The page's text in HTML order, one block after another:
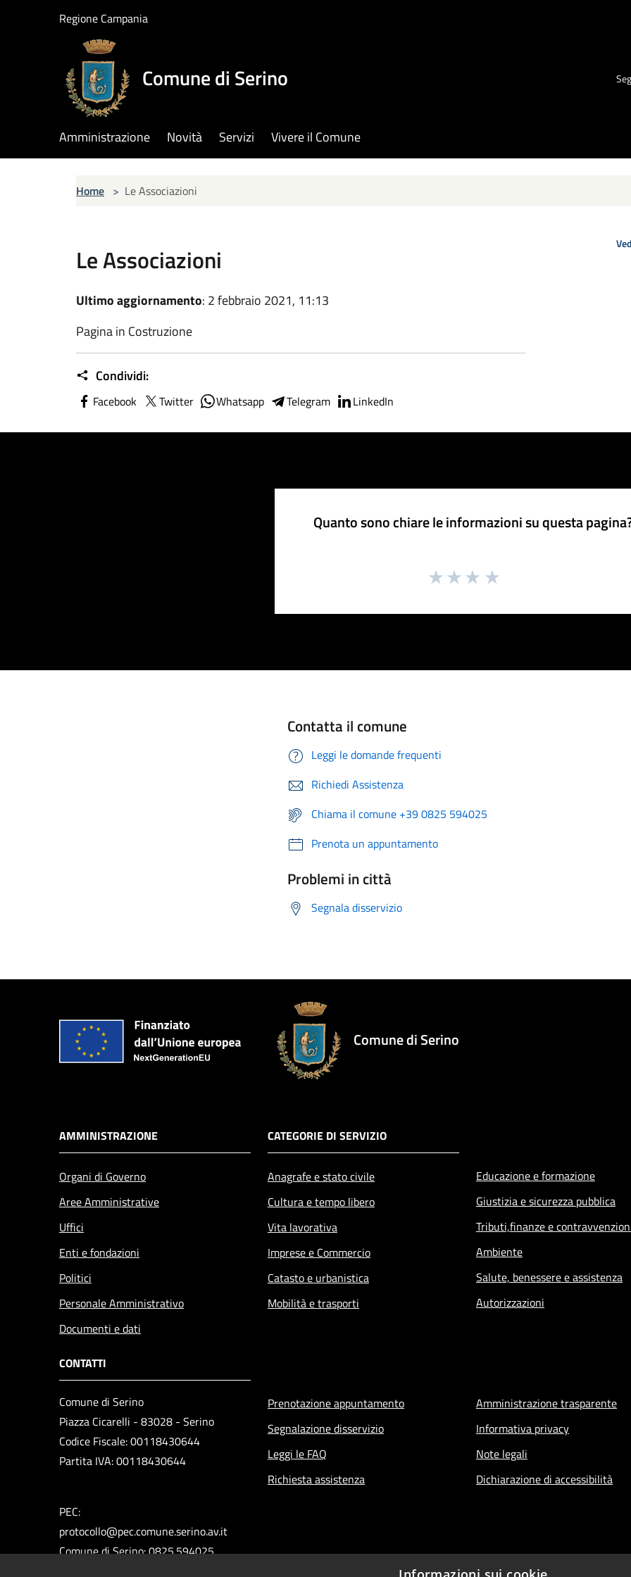
Regione Campania
Comune di Serino
Amministrazione Novità Servizi Vivere il Comune
Home > Le Associazioni
Le Associazioni
Ultimo aggiornamento: 2 febbraio 2021, 11:13
Pagina in Costruzione
Condividi:
Facebook Twitter Whatsapp Telegram LinkedIn
Quanto sono chiare le informazioni su questa
Contatta il comune
Leggi le domande frequenti
Richiedi Assistenza
Chiama il comune +39 0825 594025
Prenota un appuntamento
Problemi in città
Segnala disservizio
Comune di Serino
AMMINISTRAZIONE
Organi di Governo
Aree Amministrative
Uffici
Enti e fondazioni
Politici
Personale Amministrativo
Documenti e dati
CATEGORIE DI SERVIZIO
Anagrafe e stato civile
Cultura e tempo libero
Vita lavorativa
Imprese e Commercio
Catasto e urbanistica
Mobilità e trasporti
Educazione e formazione
Giustizia e sicurezza pubblica
Tributi,finanze e
Ambiente
Salute, benessere e assistenza
Autorizzazioni
CONTATTI
Comune di Serino
Piazza Cicarelli - 83028 - Serino
Codice Fiscale: 00118430644
Partita IVA: 00118430644
PEC:
protocollo@pec.comune.serino.av.it
Comune di Serino: 0825.594025
Prenotazione appuntamento
Segnalazione disservizio
Leggi le FAQ
Richiesta assistenza
Amministrazione trasparente
Informativa privacy
Note legali
Dichiarazione di accessibilità